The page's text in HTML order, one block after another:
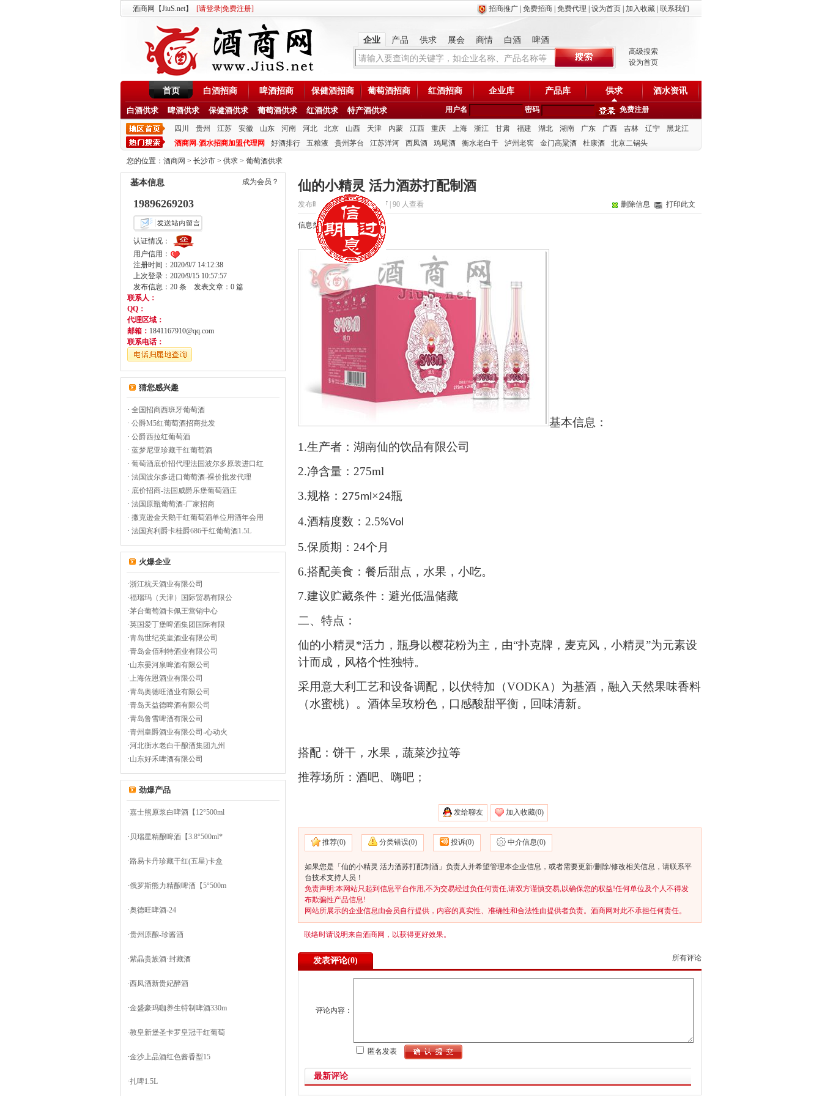
酒商网【JiuS.net】 [请登录免费注册] 招商推广 免费招商 免费代理 设为首页 加入收藏 联系我们
企业 产品 供求 展会 商情 白酒 啤酒
高级搜索
设为首页
首页 白酒招商 啤酒招商 保健酒招商 葡萄酒招商 红酒招商 企业库 产品库 供求 酒水资讯
白酒供求 啤酒供求 保健酒供求 葡萄酒供求 红酒供求 特产酒供求 用户名 密码 免费注册
四川 贵州 江苏 安徽 山东 河南 河北 北京 山西 天津 内蒙 江西 重庆 上海 浙江 甘肃 福建 湖北 湖南 广东 广西 吉林 辽宁
黑龙江
酒商网-酒水招商加盟代理网
好酒排行 五粮液 贵州茅台 江苏洋河 西凤酒 鸡尾酒 衡水老白干 泸州老窖 金门高粱酒 杜康酒 北京二锅头
您的位置： 酒商网 > 长沙市 > 供求 > 葡萄酒供求
成为会员？
基本信息
19896269203
认证情况：
用户信用：
注册时间：2020/9/7 14:12:38
上次登录：2020/9/15 10:57:57
发布信息：20 条 发表文章：0 篇
联系人：
QQ：
代理区域：
邮箱： 1841167910@qq.com
联系电话：
猜您感兴趣
· 全国招商西班牙葡萄酒
· 公爵M5红葡萄酒招商批发
· 公爵西拉红葡萄酒
· 蓝梦尼亚珍藏干红葡萄酒
· 葡萄酒底价招代理法国波尔多原装进口红
· 法国波尔多进口葡萄酒-裸价批发代理
· 底价招商-法国威爵乐堡葡萄酒庄
· 法国原瓶葡萄酒-厂家招商
· 撒克逊金天鹅干红葡萄酒单位用酒年会用
· 法国宾利爵卡桂爵686干红葡萄酒1.5L
火爆企业
·浙江杭天酒业有限公司
·福瑞玛（天津）国际贸易有限公
·茅台葡萄酒卡佩王营销中心
·英国爱丁堡啤酒集团国际有限
·青岛世纪英皇酒业有限公司
·青岛金佰利特酒业有限公司
·山东晏河泉啤酒有限公司
·上海佐恩酒业有限公司
·青岛奥德旺酒业有限公司
·青岛天益德啤酒有限公司
·青岛鲁雪啤酒有限公司
·青州皇爵酒业有限公司-心动火
·河北衡水老白干酿酒集团九州
·山东好禾啤酒有限公司
劲爆产品
·嘉士熊原浆白啤酒【12°500ml
· 贝瑞星精酿啤酒【3.8°500ml*
·路易卡丹珍藏干红(五星)卡盒
·俄罗斯熊力精酿啤酒【5°500m
·奥德旺啤酒-24
·贵州原酿-珍酱酒
·紫晶贵族酒·封藏酒
·西凤酒新贵妃醉酒
·金盛豪玛咖养生特制啤酒330m
·教皇新堡圣卡罗皇冠干红葡萄
·金沙上品酒红色酱香型15
·扎啤1.5L
仙的小精灵 活力酒苏打配制酒
删除信息 打印此文
发布时间：2020/9/9 15:26:37 | 90 人查看
信息类型：供应
基本信息：
1.生产者： 湖南仙的饮品有限公司
2.净含量 ： 275ml
3.规格： 275ml×24瓶
4.酒精度数： 2.5%Vol
5.保质期 ： 24个月
6.搭配美食：餐后甜点 ，水果，小吃。
7.建议贮藏条件： 避光低温储藏
二、特点：
仙的小精灵*活力，瓶身以樱花粉为主，由“扑克牌，麦克风，小精灵”为元素设
计而成，风格个性独特。
采用意大利工艺和设备调配，以伏特加（VODKA ）为基酒，融入天然果味香料
（水蜜桃）。酒体呈玫粉色，口感酸甜平衡，回味清新。
搭配：饼干，水果，蔬菜沙拉等
推荐场所：酒吧、嗨吧；
发给聊友 加入收藏(0)
推荐(0) 分类错误(0) 投诉(0) 中介信息(0)
如果您是「仙的小精灵 活力酒苏打配制酒」负责人并希望管理本企业信息，或者需要更新/删除/修改相关信息，请联系平
台技术支持人员！
免责声明:本网站只起到信息平台作用,不为交易经过负任何责任,请双方谨慎交易,以确保您的权益!任何单位及个人不得发
布欺骗性产品信息!
网站所展示的企业信息由会员自行提供，内容的真实性、准确性和合法性由提供者负责。酒商网对此不承担任何责任。
联络时请说明来自酒商网，以获得更好效果。
所有评论
发表评论(0)
评论内容：
匿名发表
最新评论